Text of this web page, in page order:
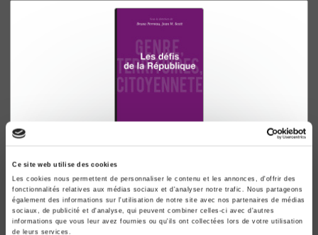
Ce site web utilise des cookies
Les cookies nous permettent de personnaliser le contenu et les annonces, d'offrir des
fonctionnalités relatives aux médias sociaux et d'analyser notre trafic. Nous partageons
également des informations sur l'utilisation de notre site avec nos partenaires de médias
sociaux, de publicité et d'analyse, qui peuvent combiner celles-ci avec d'autres
informations que vous leur avez fournies ou qu'ils ont collectées lors de votre utilisation
de leurs services.
Les défis de la République
Genre, territoires, citoyenneté
Bruno Perreau, Joan W. Scott